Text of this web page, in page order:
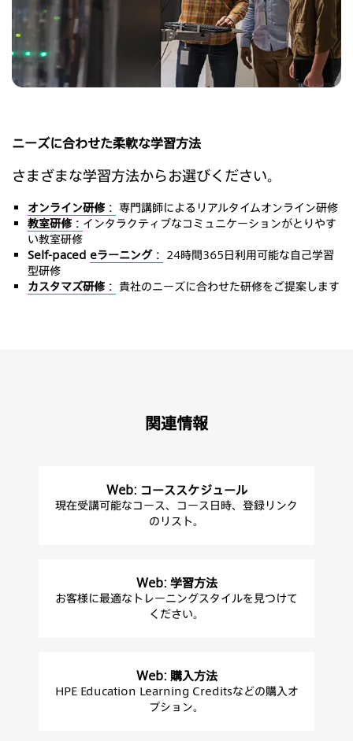
ニーズに合わせた柔軟な学習方法
さまざまな学習方法からお選びください。
オンライン研修： 専門講師によるリアルタイムオンライン研修
教室研修： インタラクティブなコミュニケーションがとりやす
い教室研修
Self-paced eラーニング： 24時間365日利用可能な自己学習
型研修
カスタマズ研修： 貴社のニーズに合わせた研修をご提案します
関連情報
Web: コーススケジュール
現在受講可能なコース、コース日時、登録リンク
のリスト。
Web: 学習方法
お客様に最適なトレーニングスタイルを見つけて
ください。
Web: 購入方法
HPE Education Learning Creditsなどの購入オ
プション。